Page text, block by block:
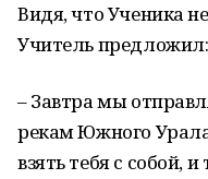
Видя, что Ученика
Учитель предложил:
– Завтра мы
рекам Южного
взять тебя с собой,